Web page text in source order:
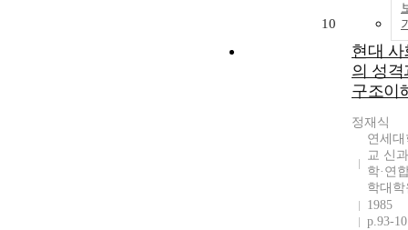
10
현대 사
의 성격
구조이
정재식
연세대
교 신
학·연
학대학
1985
p.93-